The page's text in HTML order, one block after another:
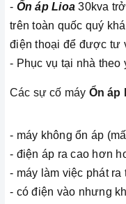
- Ổn áp Lioa 30kva
trên toàn quốc quý
điện thoại để được tư
- Phục vụ tại nhà theo
Các sự cố máy Ổn áp
- máy không ổn áp
- điện áp ra cao hơn
- máy làm việc phát ra
- có điện vào nhưng